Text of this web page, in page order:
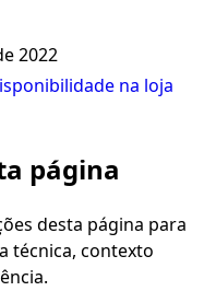
2022
na loja
página
desta página para
técnica, contexto